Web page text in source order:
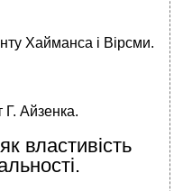
Хайманса і Вірсми.
Айзенка.
властивість